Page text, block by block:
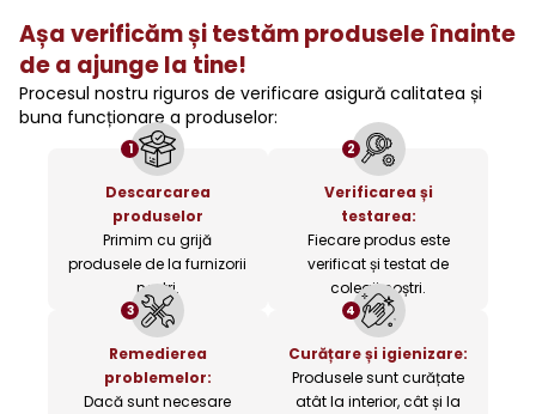
Așa verificăm și testăm produsele înainte
de a ajunge la tine!
Procesul nostru riguros de verificare asigură calitatea și
buna funcționare a produselor:
1
Descarcarea
produselor
Primim cu grijă
produsele de la furnizorii
noștri.
2
Verificarea și
testarea:
Fiecare produs este
verificat și testat de
colegii noștri.
3
Remedierea
problemelor:
Dacă sunt necesare
4
Curățare și igienizare:
Produsele sunt curățate
atât la interior, cât și la